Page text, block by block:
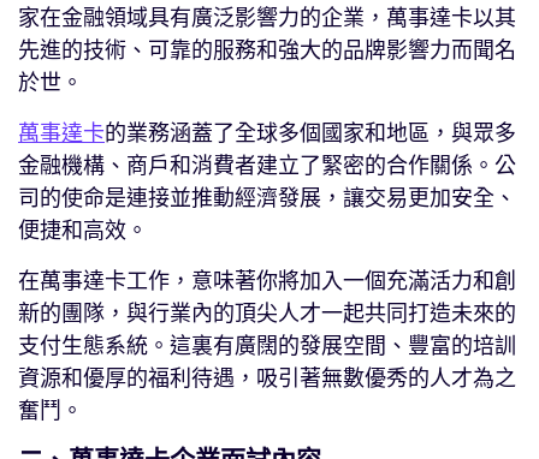
家在金融領域具有廣泛影響力的企業，萬事達卡以其
先進的技術、可靠的服務和強大的品牌影響力而聞名
於世。
萬事達卡的業務涵蓋了全球多個國家和地區，與眾多
金融機構、商戶和消費者建立了緊密的合作關係。公
司的使命是連接並推動經濟發展，讓交易更加安全、
便捷和高效。
在萬事達卡工作，意味著你將加入一個充滿活力和創
新的團隊，與行業內的頂尖人才一起共同打造未來的
支付生態系統。這裏有廣闊的發展空間、豐富的培訓
資源和優厚的福利待遇，吸引著無數優秀的人才為之
奮鬥。